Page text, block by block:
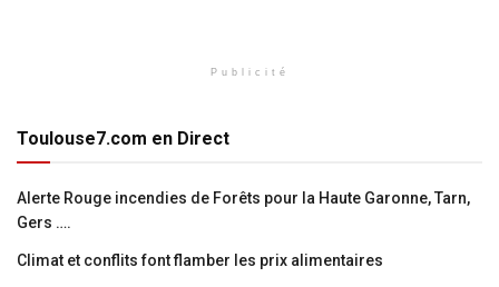
Publicité
Toulouse7.com en Direct
Alerte Rouge incendies de Forêts pour la Haute Garonne, Tarn,
Gers ….
Climat et conflits font flamber les prix alimentaires